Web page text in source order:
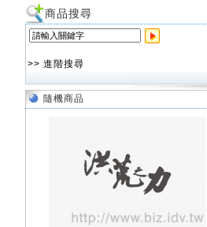
商品搜尋
>> 進階搜尋
隨機商品